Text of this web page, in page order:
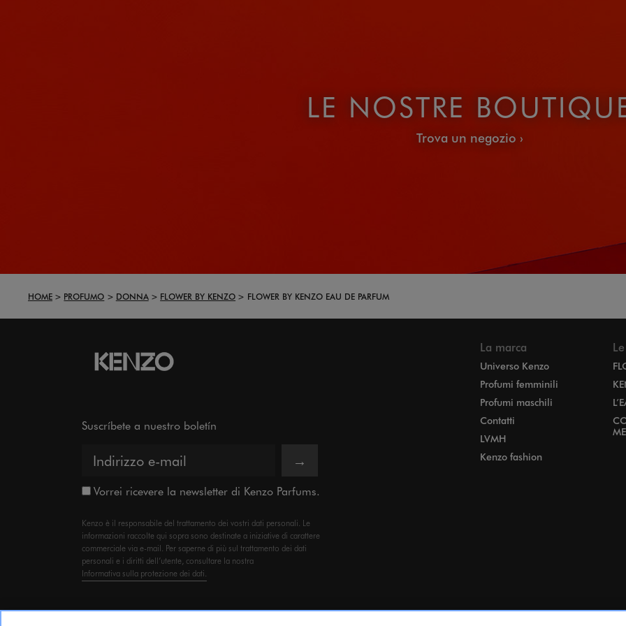
LE NOSTRE
Trova un negozio
HOME PROFUMO DONNA FLOWER BY KENZO FLOWER BY KENZO EAU DE PARFUM
Suscríbete a nuestro boletín
→
Vorrei ricevere la newsletter di Kenzo Parfums.
Kenzo è il responsabile del trattamento dei vostri dati personali. Le
informazioni raccolte qui sopra sono destinate a iniziative di carattere
commerciale via e-mail. Per saperne di più sul trattamento dei dati
personali e i diritti dell’utente, consultare la nostra
Informativa sulla protezione dei dati.
La marca
Universo Kenzo
Profumi femminili
Profumi maschili
Contatti
LVMH
Kenzo fashion